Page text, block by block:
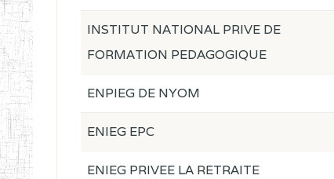
INSTITUT NATIONAL PRIVE DE
FORMATION PEDAGOGIQUE
ENPIEG DE NYOM
ENIEG EPC
ENIEG PRIVEE LA RETRAITE